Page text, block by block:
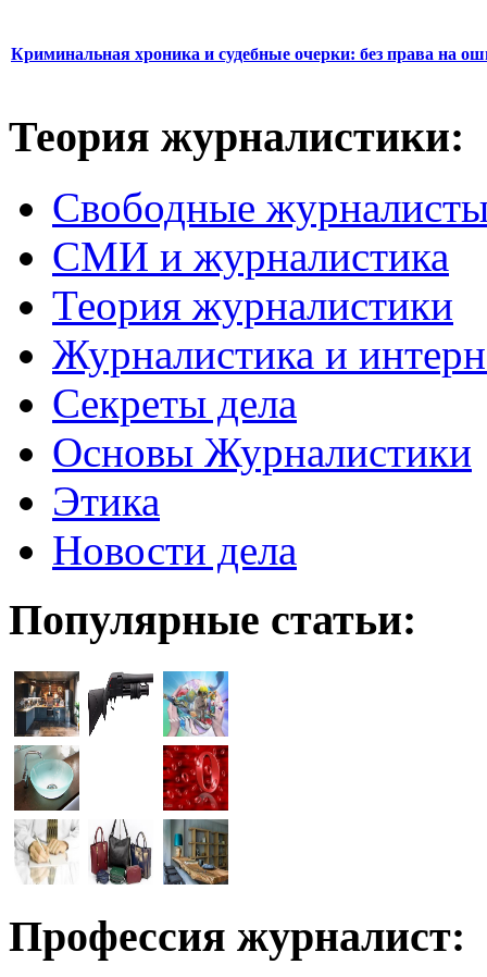
Криминальная хроника и судебные очерки: без права на
Теория журналистики:
Свободные
СМИ и журналистика
Теория журналистики
Журналистика и
Секреты дела
Основы Журналистики
Этика
Новости дела
Популярные статьи:
Профессия журналист: